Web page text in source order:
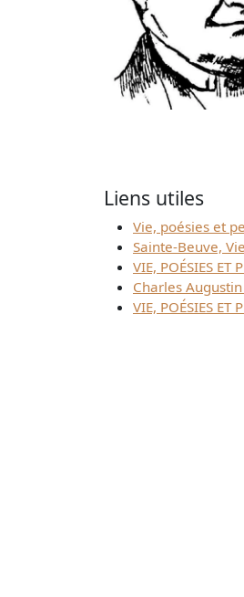
Liens utiles
Vie, poésies et
Sainte-Beuve,
VIE, POÉSIES
Charles
VIE, POÉSIES ET